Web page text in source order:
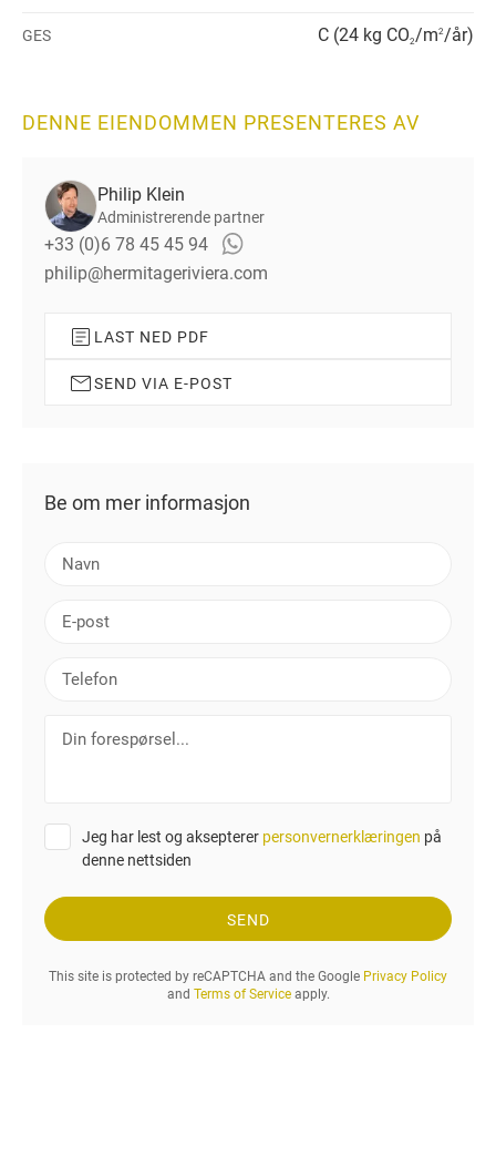
GES C (24 kg CO2 /m2 /år)
DENNE EIENDOMMEN PRESENTERES AV
Philip Klein
Administrerende partner
+33 (0)6 78 45 45 94
philip@hermitageriviera.com
LAST NED PDF
SEND VIA E-POST
Be om mer informasjon
o
r
p
Jeg har lest og aksepterer personvernerklæringen på
denne nettsiden
SEND
This site is protected by reCAPTCHA and the Google Privacy Policy
and Terms of Serviceapply.